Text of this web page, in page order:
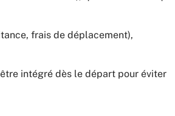
frais de déplacement),
intégré dès le départ pour éviter